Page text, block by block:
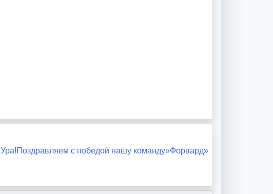
Ура!Поздравляем с победой нашу команду»Форвард»